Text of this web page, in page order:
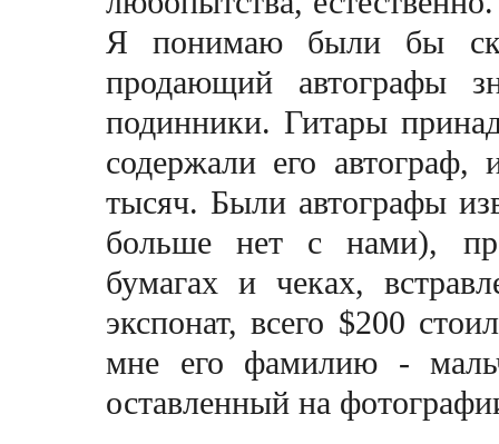
Я понимаю были бы
продающий автографы
подинники. Гитары
содержали его автограф,
тысяч. Были автографы
больше нет с нами),
бумагах и чеках,
экспонат, всего $200
мне его фамилию -
оставленный на